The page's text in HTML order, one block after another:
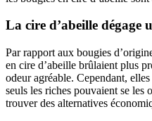
La cire d’abeille dégage
Par rapport aux bougies
en cire d’abeille brûlaient plus
odeur agréable. Cependant,
seuls les riches pouvaient se les
trouver des alternatives